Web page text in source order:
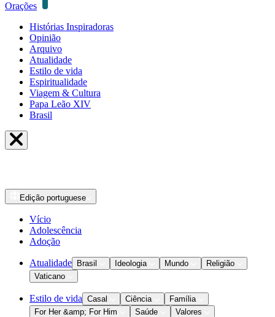
Orações
Histórias Inspiradoras
Opinião
Arquivo
Atualidade
Estilo de vida
Espiritualidade
Viagem & Cultura
Papa Leão XIV
Brasil
Edição portuguese
Vício
Adolescência
Adoção
Atualidade Brasil Ideologia Mundo
Religião
Vaticano
Estilo de vida Casal Ciência
Família
For Her &amp; For Him
Saúde
Valores